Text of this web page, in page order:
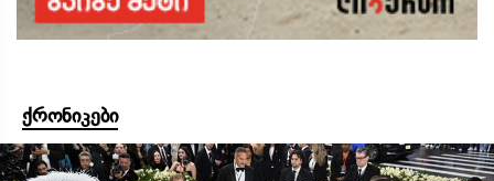
ქრონიკები